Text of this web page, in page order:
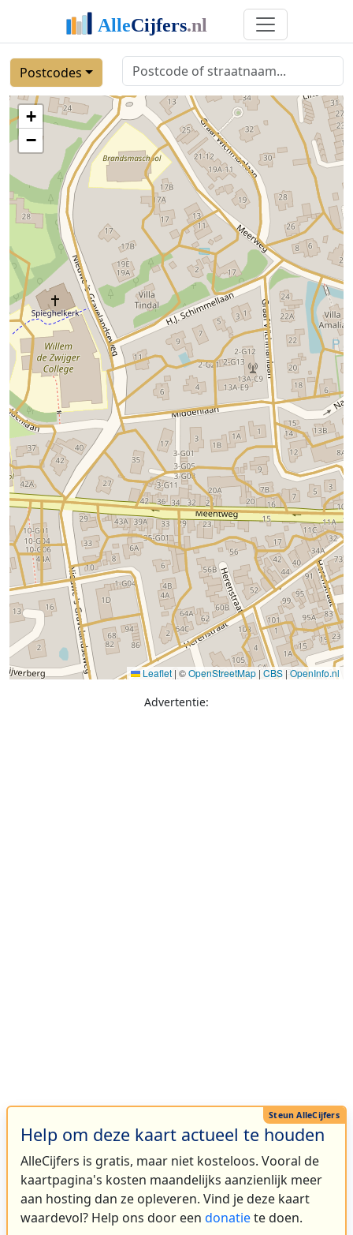
Postcodes
+
−
Leaflet | ©OpenStreetMap | CBS | OpenInfo.nl
Advertentie:
Help om deze kaart actueel te houden
AlleCijfers is gratis, maar niet kosteloos. Vooral de
kaartpagina's kosten maandelijks aanzienlijk meer
aan hosting dan ze opleveren. Vind je deze kaart
waardevol? Help ons door een donatiete doen.